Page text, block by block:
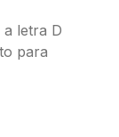
letra D
para